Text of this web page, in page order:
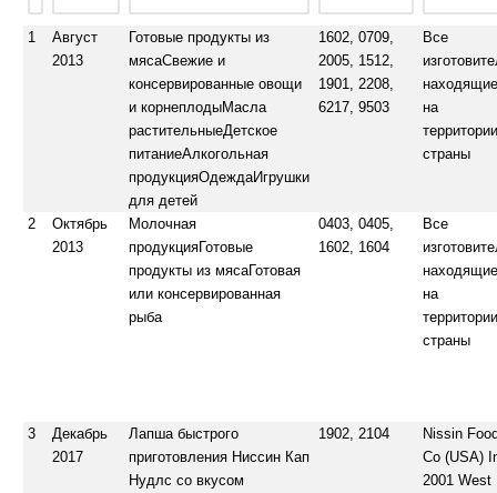
1
Август
2013
Готовые продукты из
мясаСвежие и
консервированные овощи
и корнеплодыМасла
растительныеДетское
питаниеАлкогольная
продукцияОдеждаИгрушки
для детей
1602, 0709,
2005, 1512,
1901, 2208,
6217, 9503
Все
на
страны
2
Октябрь
2013
Молочная
продукцияГотовые
продукты из мясаГотовая
или консервированная
рыба
0403, 0405,
1602, 1604
Все
на
страны
3
Декабрь
2017
Лапша быстрого
приготовления Ниссин Кап
Нудлс со вкусом
1902, 2104
Nissin
Со (USA)
2001 West